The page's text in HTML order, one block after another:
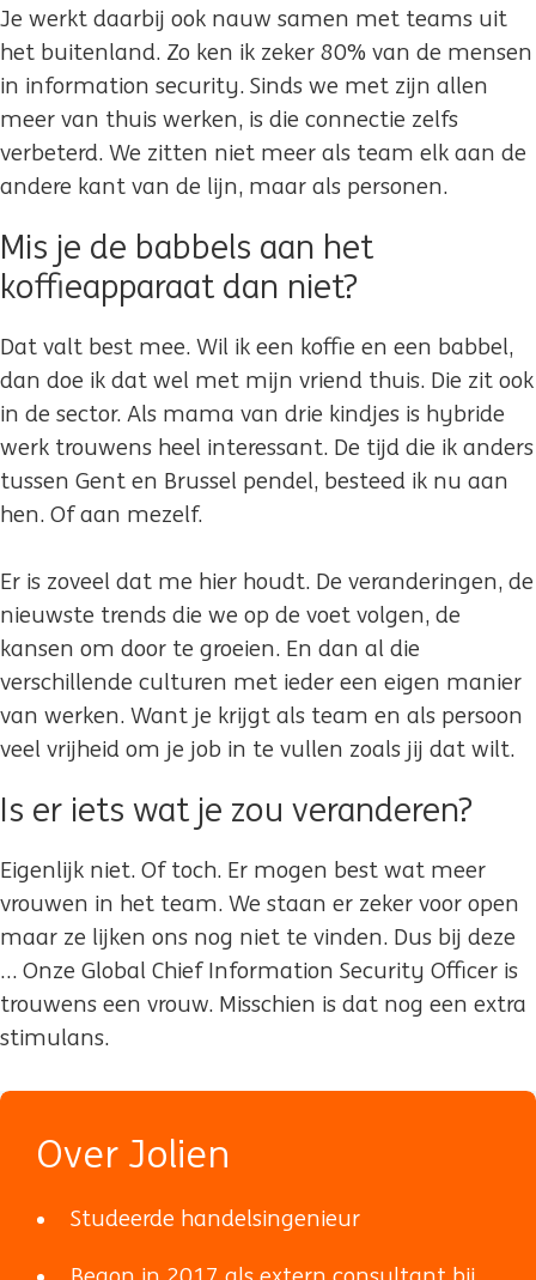
Je werkt daarbij ook nauw samen met teams uit
het buitenland. Zo ken ik zeker 80% van de mensen
in information security. Sinds we met zijn allen
meer van thuis werken, is die connectie zelfs
verbeterd. We zitten niet meer als team elk aan de
andere kant van de lijn, maar als personen.
Mis je de babbels aan het
koffieapparaat dan niet?
Dat valt best mee. Wil ik een koffie en een babbel,
dan doe ik dat wel met mijn vriend thuis. Die zit ook
in de sector. Als mama van drie kindjes is hybride
werk trouwens heel interessant. De tijd die ik anders
tussen Gent en Brussel pendel, besteed ik nu aan
hen. Of aan mezelf.
Er is zoveel dat me hier houdt. De veranderingen, de
nieuwste trends die we op de voet volgen, de
kansen om door te groeien. En dan al die
verschillende culturen met ieder een eigen manier
van werken. Want je krijgt als team en als persoon
veel vrijheid om je job in te vullen zoals jij dat wilt.
Is er iets wat je zou veranderen?
Eigenlijk niet. Of toch. Er mogen best wat meer
vrouwen in het team. We staan er zeker voor open
maar ze lijken ons nog niet te vinden. Dus bij deze
… Onze Global Chief Information Security Officer is
trouwens een vrouw. Misschien is dat nog een extra
stimulans.
Over Jolien
Studeerde handelsingenieur